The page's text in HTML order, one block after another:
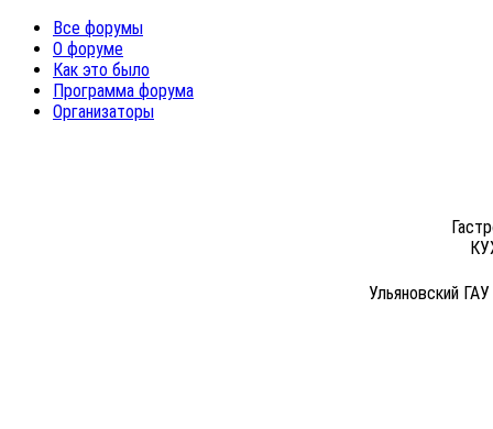
Все форумы
О форуме
Как это было
Программа форума
Организаторы
Ульяновский